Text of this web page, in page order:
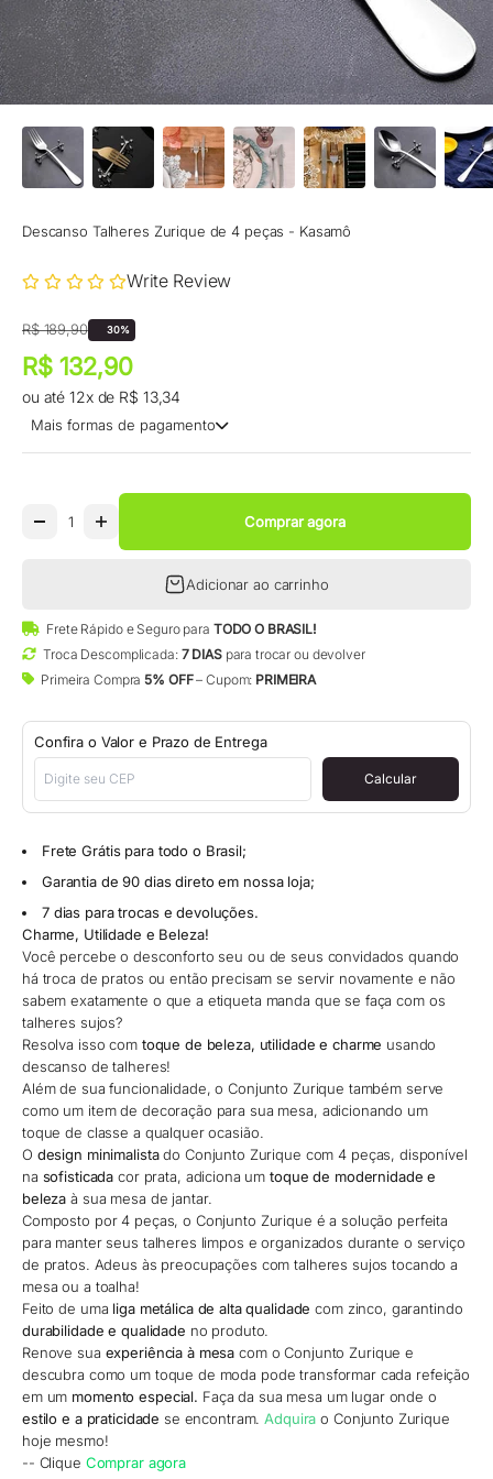
Descanso Talheres Zurique de 4 peças - Kasamô
Write Review
Preço promocional
Preço normal
R$ 189,90 30%
Preço promocional
R$ 132,90
ou até 12x de R$ 13,34
Mais formas de pagamento
Comprar agora
Adicionar ao carrinho
Frete Rápido e Seguro para TODO O BRASIL!
Troca Descomplicada: 7 DIASpara trocar ou devolver
Primeira Compra5% OFF– Cupom: PRIMEIRA
Confira o Valor e Prazo de Entrega
Calcular
Frete Grátis para todo o Brasil;
Garantia de 90 dias direto em nossa loja;
7 dias para trocas e devoluções.
Charme, Utilidade e Beleza!
Você percebe o desconforto seu ou de seus convidados quando
há troca de pratos ou então precisam se servir novamente e não
sabem exatamente o que a etiqueta manda que se faça com os
talheres sujos?
Resolva isso com toque de beleza, utilidade e charme usando
descanso de talheres!
Além de sua funcionalidade, o Conjunto Zurique também serve
como um item de decoração para sua mesa, adicionando um
toque de classe a qualquer ocasião.
O design minimalistado Conjunto Zurique com 4 peças, disponível
na sofisticada cor prata, adiciona umtoque de modernidade e
beleza à sua mesa de jantar.
Composto por 4 peças, o Conjunto Zurique é a solução perfeita
para manter seus talheres limpos e organizados durante o serviço
de pratos. Adeus às preocupações com talheres sujos tocando a
mesa ou a toalha!
Feito de uma liga metálica de alta qualidade com zinco, garantindo
durabilidade e qualidade no produto.
Renove sua experiência à mesa com o Conjunto Zurique e
descubra como um toque de moda pode transformar cada refeição
em um momento especial. Faça da sua mesa um lugar onde o
estilo e a praticidade se encontram.Adquira o Conjunto Zurique
hoje mesmo!
-- Clique Comprar agora